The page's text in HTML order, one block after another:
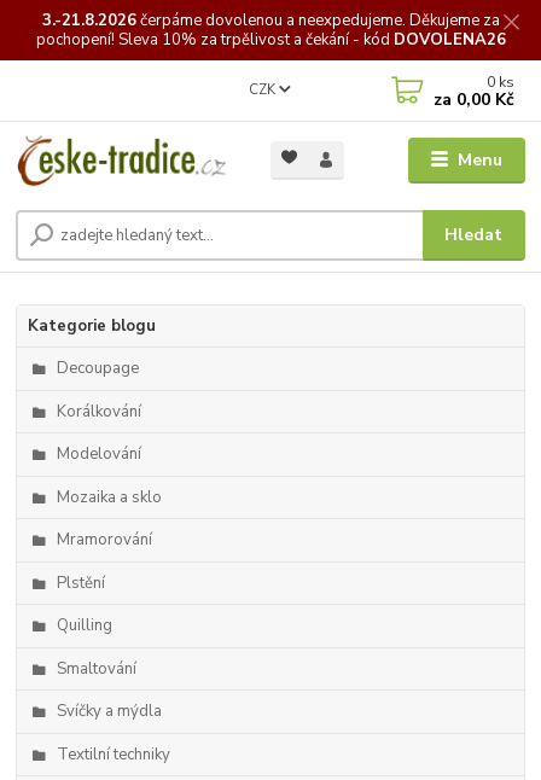
3.-21.8.2026čerpámedovolenou a neexpedujeme. Děkujeme za
pochopení! Sleva 10% za trpělivost a čekání - kód DOVOLENA26
Menu
CZK
Hledat
0 ks
za 0,00 Kč
Kategorie blogu
Decoupage
Korálkování
Modelování
Mozaika a sklo
Mramorování
Plstění
Quilling
Smaltování
Svíčky a mýdla
Textilní techniky